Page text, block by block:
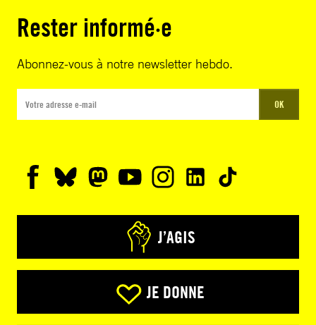
Rester informé·e
Abonnez-vous à notre newsletter hebdo.
OK
J’AGIS
JE DONNE